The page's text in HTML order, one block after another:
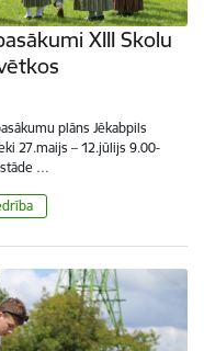
XIII Skolu
plāns Jēkabpils
27.maijs – 12.jūlijs 9.00-
…